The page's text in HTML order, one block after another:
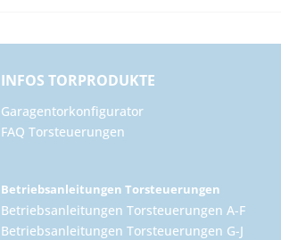
INFOS TORPRODUKTE
Garagentorkonfigurator
FAQ Torsteuerungen
Betriebsanleitungen Torsteuerungen
Betriebsanleitungen Torsteuerungen A-F
Betriebsanleitungen Torsteuerungen G-J